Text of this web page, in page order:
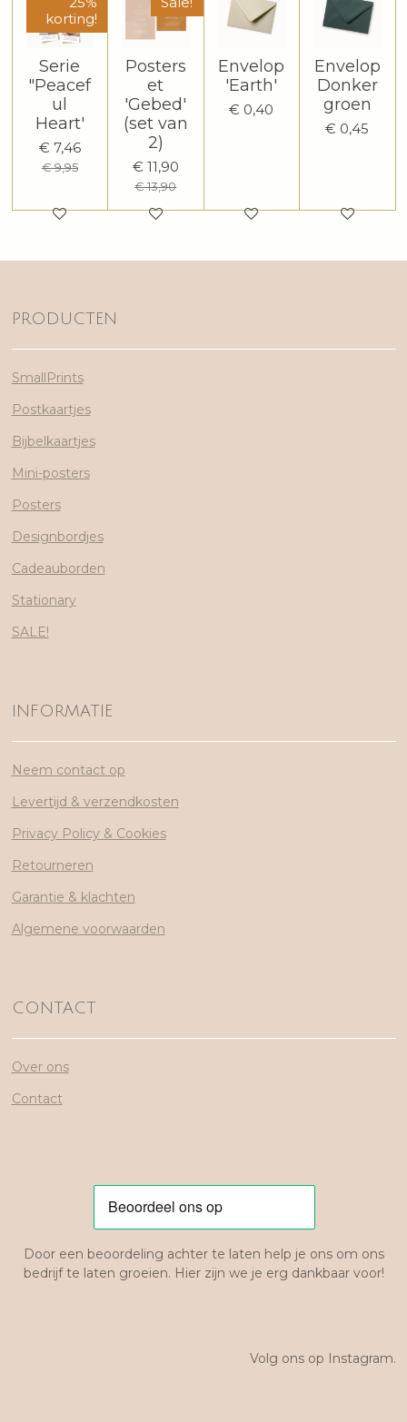
korting!
Serie
"Peacef
ul
Heart'
€ 7,46
€ 9,95
Posters
et
'Gebed'
(set van
2)
€ 11,90
€ 13,90
Envelop
'Earth'
€ 0,40
Envelop
Donker
groen
€ 0,45
PRODUCTEN
SmallPrints
Postkaartjes
Bijbelkaartjes
Mini-posters
Posters
Designbordjes
Cadeauborden
Stationary
SALE!
INFORMATIE
Neem contact op
Levertijd & verzendkosten
Privacy Policy & Cookies
Retourneren
Garantie & klachten
Algemene voorwaarden
CONTACT
Over ons
Contact
Door een beoordeling achter te laten help je ons om ons
bedrijf te laten groeien. Hier zijn we je erg dankbaar voor!
Volg ons op Instagram.